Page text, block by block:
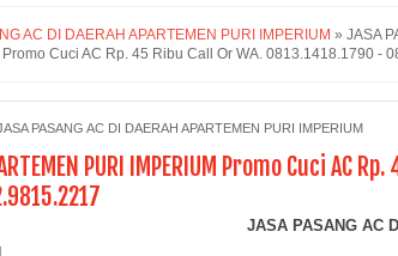
AC DI DAERAH APARTEMEN PURI IMPERIUM » JASA
Cuci AC Rp. 45 Ribu Call Or WA. 0813.1418.1790 -
PASANG AC DI DAERAH APARTEMEN PURI IMPERIUM
PURI IMPERIUM Promo Cuci AC Rp.
JASA PASANG AC DI